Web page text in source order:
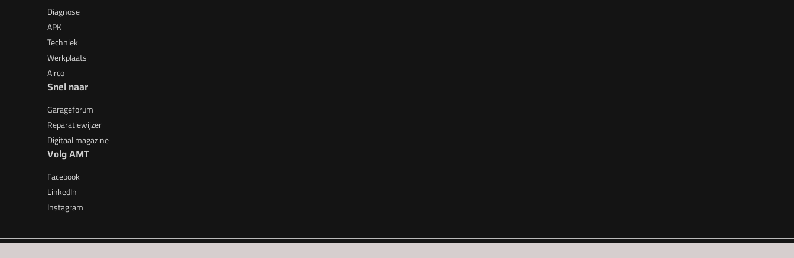
Diagnose
APK
Techniek
Werkplaats
Airco
Snel naar
Garageforum
Reparatiewijzer
Digitaal magazine
Volg AMT
Facebook
LinkedIn
Instagram